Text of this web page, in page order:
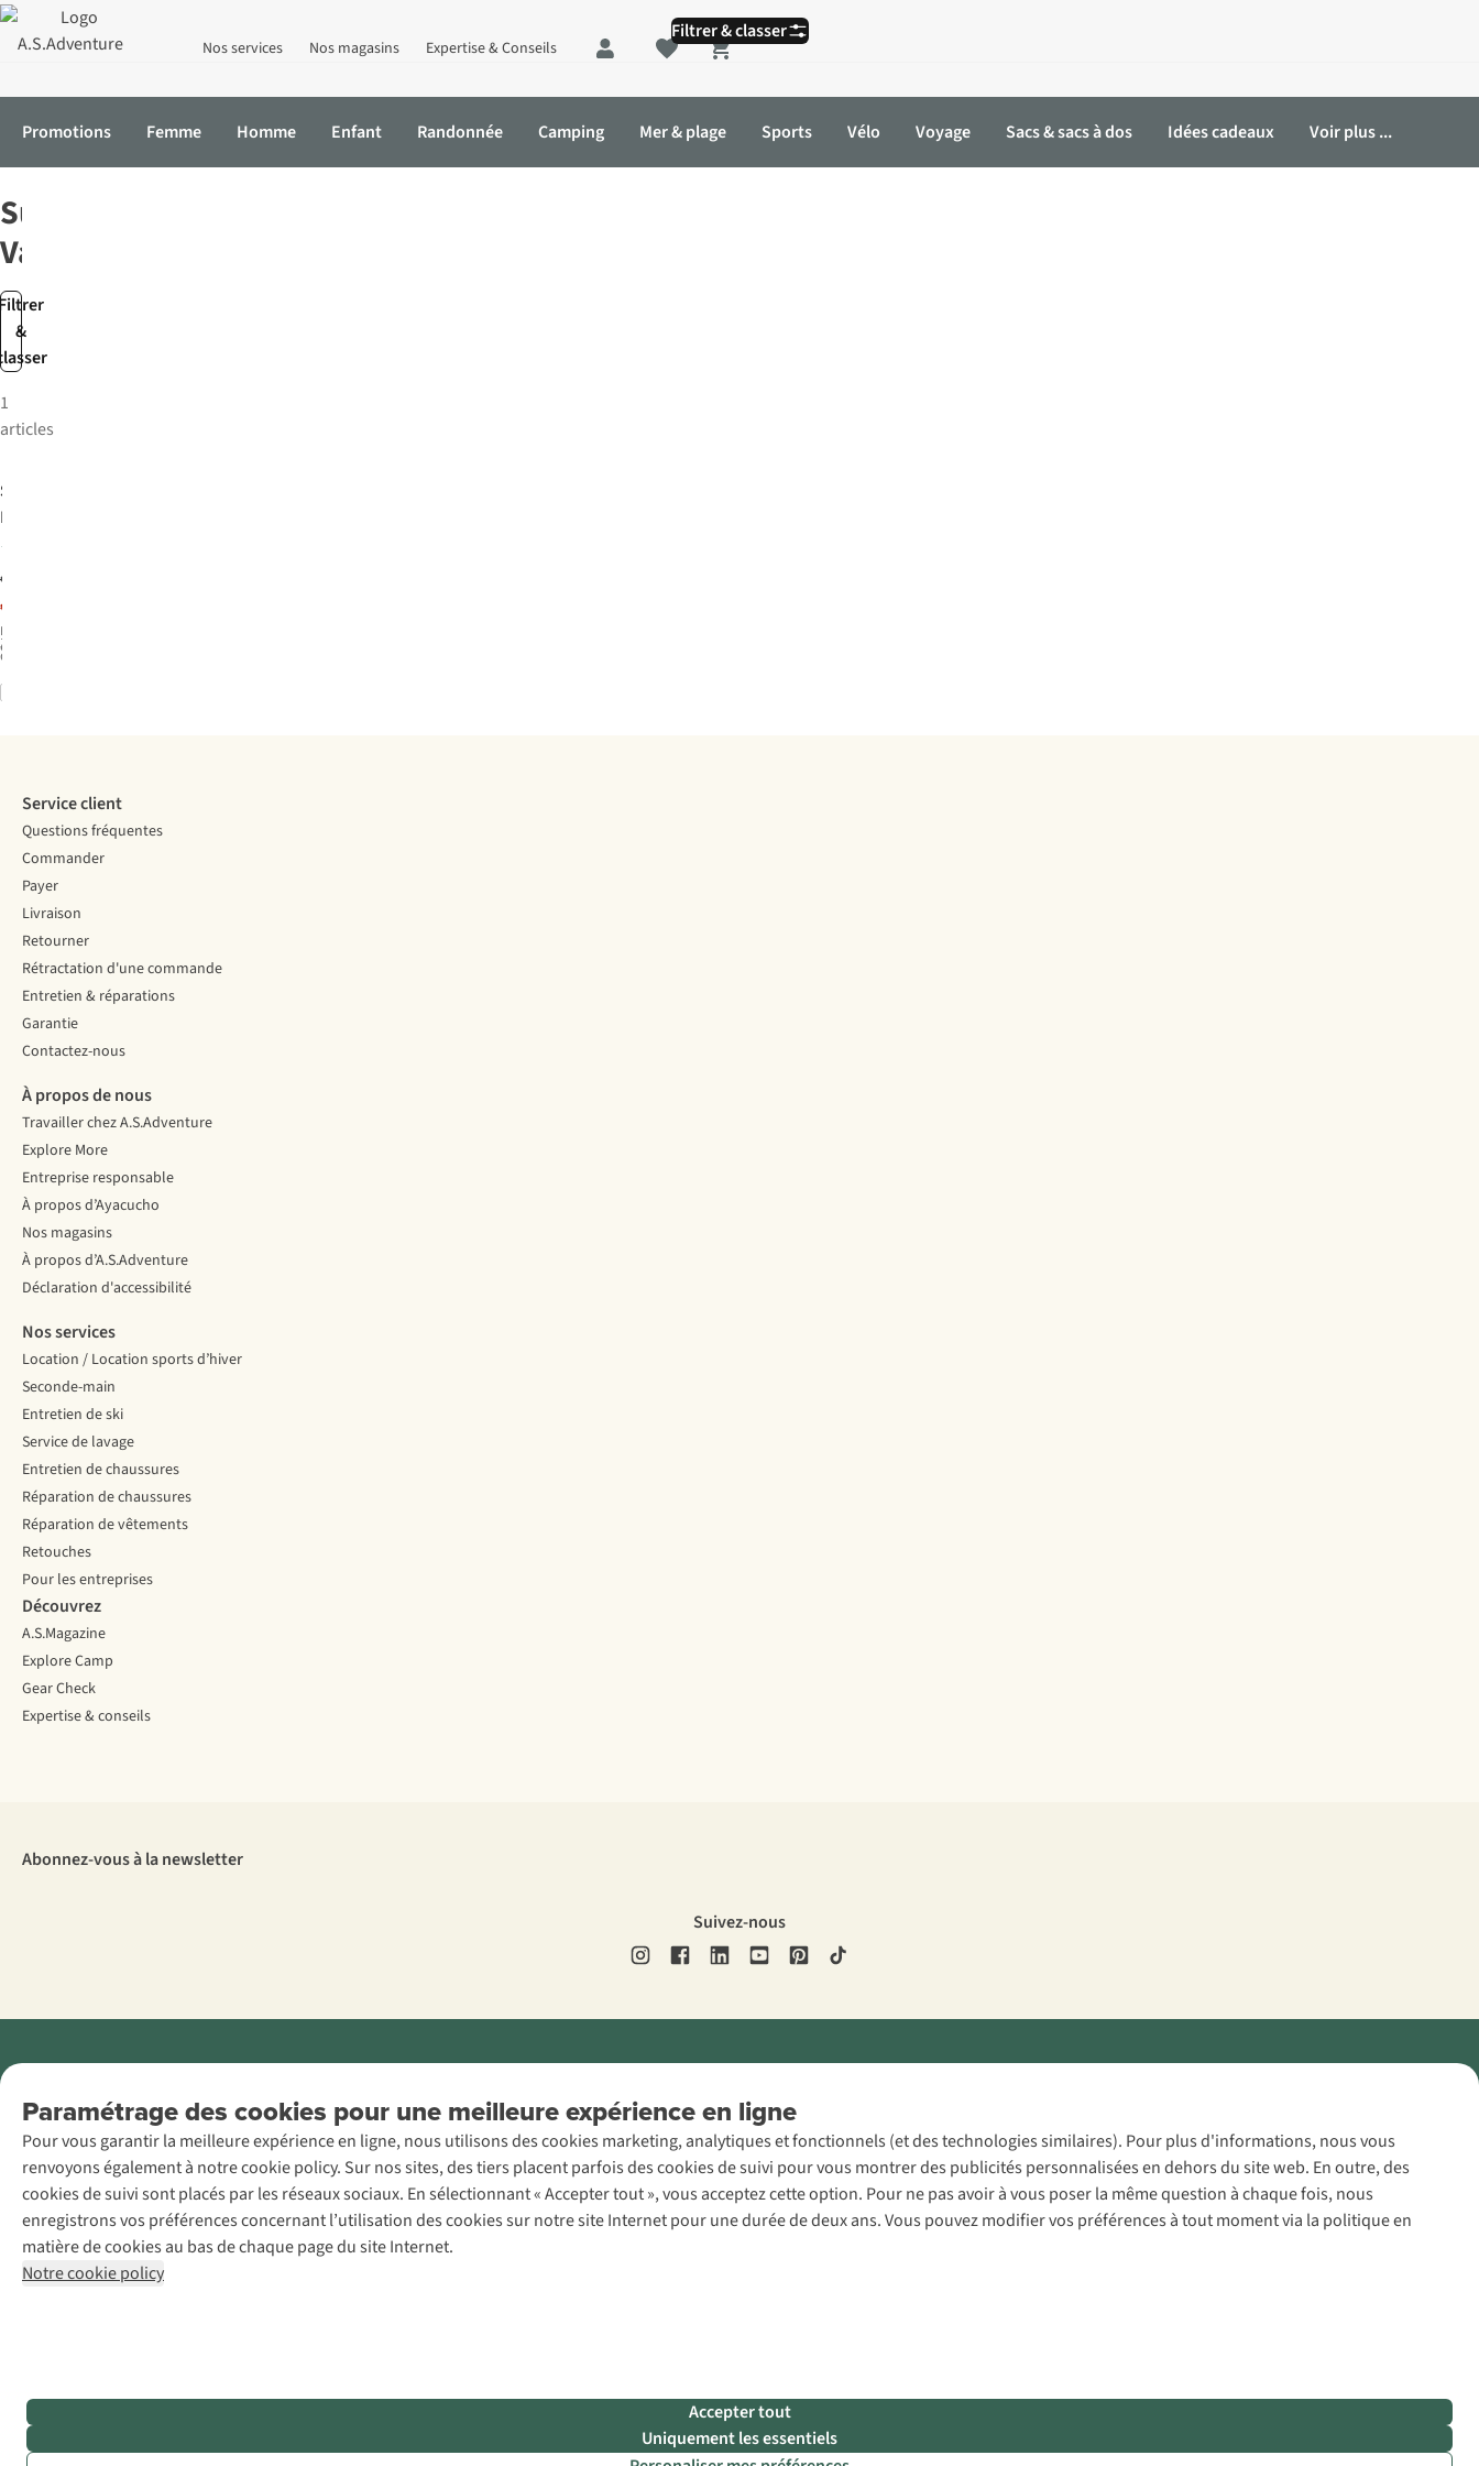
Nos services Nos magasins Expertise & Conseils
Shopping cart
Promotions Femme Homme Enfant Randonnée Camping Mer & plage Sports Vélo Voyage Sacs & sacs à dos Idées cadeaux Voir plus ...
&
Filtrer & classer
Sun
Valley
1
articles-29%
Sun Valley
Polaire
Apres-Ski
€83,30
€59,50
Prix d'origine:
€119,00
1
disponible
Paramétrage des cookies pour une meilleure expérience en ligne
Pour vous garantir la meilleure expérience en ligne, nous utilisons des cookies marketing, analytiques et fonctionnels (et des technologies similaires). Pour plus d'informations, nous vous
renvoyons également à notre cookie policy. Sur nos sites, des tiers placent parfois des cookies de suivi pour vous montrer des publicités personnalisées en dehors du site web. En outre, des
cookies de suivi sont placés par les réseaux sociaux. En sélectionnant « Accepter tout », vous acceptez cette option. Pour ne pas avoir à vous poser la même question à chaque fois, nous
enregistrons vos préférences concernant l’utilisation des cookies sur notre site Internet pour une durée de deux ans. Vous pouvez modifier vos préférences à tout moment via la politique en
matière de cookies au bas de chaque page du site Internet.
Notre cookie policy
Accepter tout
Uniquement les essentiels
Service client
Questions fréquentes
Commander
Payer
Livraison
Retourner
Rétractation d'une commande
Entretien & réparations
Garantie
Contactez-nous
À propos de nous
Travailler chez A.S.Adventure
Explore More
Entreprise responsable
À propos d’Ayacucho
Nos magasins
À propos d’A.S.Adventure
Déclaration d'accessibilité
Nos services
Location / Location sports d’hiver
Seconde-main
Entretien de ski
Service de lavage
Entretien de chaussures
Réparation de chaussures
Réparation de vêtements
Retouches
Pour les entreprises
Découvrez
A.S.Magazine
Explore Camp
Gear Check
Expertise & conseils
Abonnez-vous à la newsletter
Suivez-nous
AS Adventure
France SAS,
Rue du Vieux
Faubourg 14, F-
59000 Lille
+32 (0)3 828
30 15